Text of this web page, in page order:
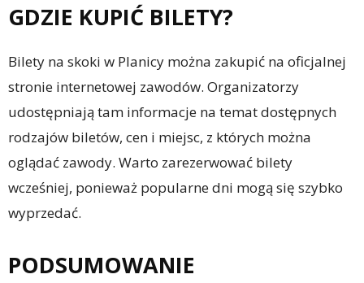
GDZIE KUPIĆ BILETY?
Bilety na skoki w Planicy można zakupić na oficjalnej
stronie internetowej zawodów. Organizatorzy
udostępniają tam informacje na temat dostępnych
rodzajów biletów, cen i miejsc, z których można
oglądać zawody. Warto zarezerwować bilety
wcześniej, ponieważ popularne dni mogą się szybko
wyprzedać.
PODSUMOWANIE